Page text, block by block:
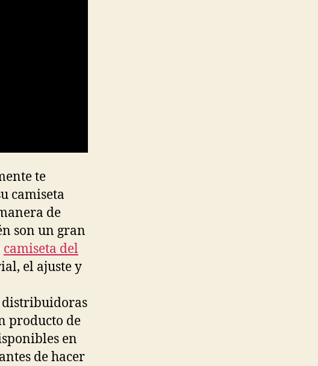
te
camiseta
de
son un gran
camiseta del
el ajuste y
distribuidoras
producto de
en
de hacer